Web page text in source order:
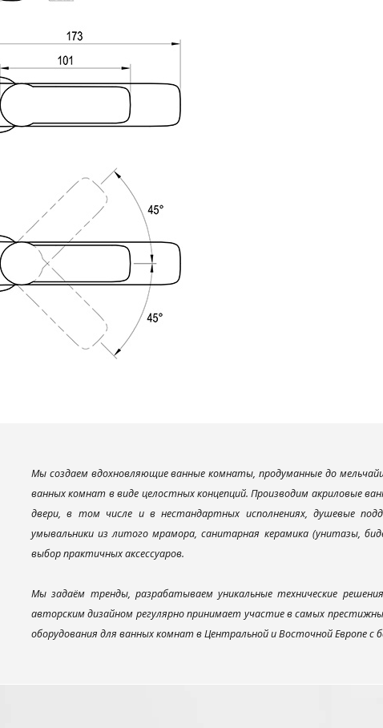
Мы создаем вдохновляющие ванные комнаты, продуманные до
ванных комнат в виде целостных концепций. Производим акриловые
двери, в том числе и в нестандартных исполнениях, душевые
умывальники из литого мрамора, санитарная керамика (унитазы,
выбор практичных аксессуаров.
Мы задаём тренды, разрабатываем уникальные технические
авторским дизайном регулярно принимает участие в самых
оборудования для ванных комнат в Центральной и Восточной Европе